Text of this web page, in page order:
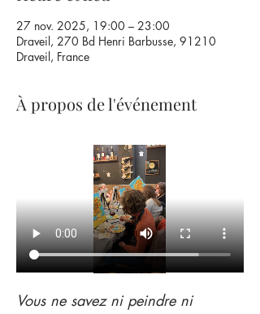
27 nov. 2025, 19:00 – 23:00
Draveil, 270 Bd Henri Barbusse, 91210
Draveil, France
À propos de l'événement
Vous ne savez ni peindre ni